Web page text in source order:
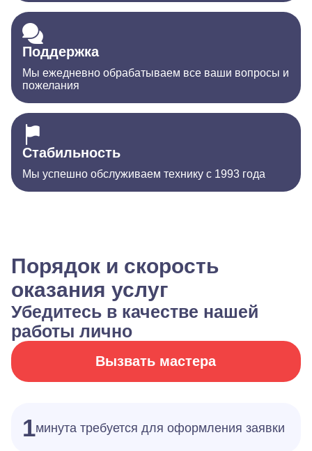
Поддержка
Мы ежедневно обрабатываем все ваши вопросы и
пожелания
Стабильность
Мы успешно обслуживаем технику с 1993 года
Порядок и скорость
оказания услуг
Убедитесь в качестве нашей
работы лично
Вызвать мастера
1минута требуется для оформления заявки